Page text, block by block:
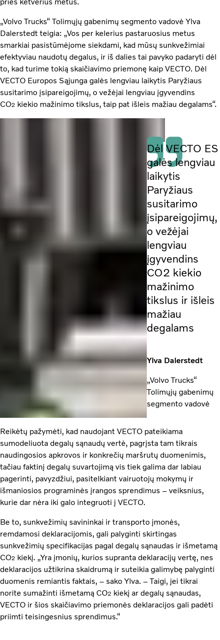
prieš ketverius metus.
„Volvo Trucks“ Tolimųjų gabenimų segmento vadovė Ylva
Dalerstedt teigia: „Vos per kelerius pastaruosius metus
smarkiai pasistūmėjome siekdami, kad mūsų sunkvežimiai
efektyviau naudotų degalus, ir iš dalies tai pavyko padaryti dėl
to, kad turime tokią skaičiavimo priemonę kaip VECTO. Dėl
VECTO Europos Sąjunga galės lengviau laikytis Paryžiaus
susitarimo įsipareigojimų, o vežėjai lengviau įgyvendins
CO2 kiekio mažinimo tikslus, taip pat išleis mažiau degalams“.
Dėl VECTO ES
galės lengviau
laikytis
Paryžiaus
susitarimo
įsipareigojimų,
o vežėjai
lengviau
įgyvendins
CO2 kiekio
mažinimo
tikslus ir išleis
mažiau
degalams
Ylva Dalerstedt
„Volvo Trucks“
Tolimųjų gabenimų
segmento vadovė
Reikėtų pažymėti, kad naudojant VECTO pateikiama
sumodeliuota degalų sąnaudų vertė, pagrįsta tam tikrais
naudingosios apkrovos ir konkrečių maršrutų duomenimis,
tačiau faktinį degalų suvartojimą vis tiek galima dar labiau
pagerinti, pavyzdžiui, pasitelkiant vairuotojų mokymų ir
išmaniosios programinės įrangos sprendimus – veiksnius,
kurie dar nėra iki galo integruoti į VECTO.
Be to, sunkvežimių savininkai ir transporto įmonės,
remdamosi deklaracijomis, gali palyginti skirtingas
sunkvežimių specifikacijas pagal degalų sąnaudas ir išmetamą
CO2 kiekį. „Yra įmonių, kurios supranta deklaracijų vertę, nes
deklaracijos užtikrina skaidrumą ir suteikia galimybę palyginti
duomenis remiantis faktais, – sako Ylva. – Taigi, jei tikrai
norite sumažinti išmetamą CO2 kiekį ar degalų sąnaudas,
VECTO ir šios skaičiavimo priemonės deklaracijos gali padėti
priimti teisingesnius sprendimus.“